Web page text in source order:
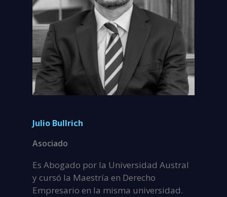
Julio Bullrich
Asociado
Es Abogado por la Universidad Austral
y cursó la Maestría en Derecho
Empresario en la misma universidad.